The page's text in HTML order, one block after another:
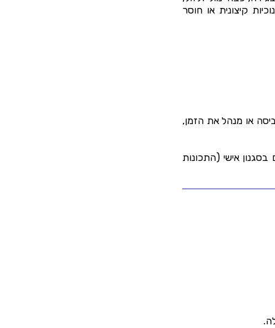
קיצונית או חוסר
או מנהל את הזמן,
אישי (התכונות